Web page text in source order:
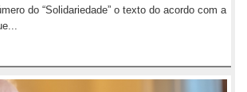
do “Solidariedade” o texto do acordo com a